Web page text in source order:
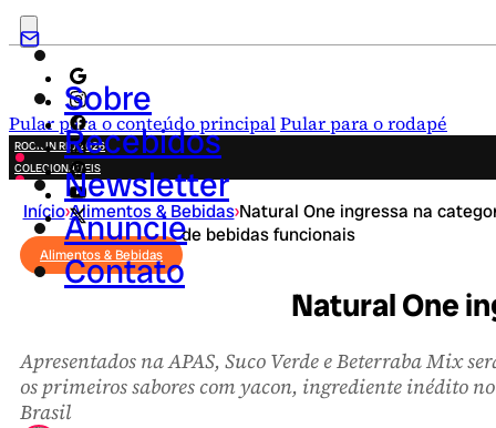
Pular para o conteúdo principalPular para o rodapé
Sobre
Recebidos
Newsletter
Anuncie
Contato
ROCK IN RIO 2026
COLECIONÁVEIS
FESTA JUNINA
NOVIDADES
CAMPANHAS CRIATIVAS
Início›Alimentos & Bebidas›Natural One ingressa na
de bebidas funcionais
Alimentos & Bebidas
Natural One
Apresentados na APAS, Suco Verde e Beterraba Mix
os primeiros sabores com yacon, ingrediente inédito no
Brasil